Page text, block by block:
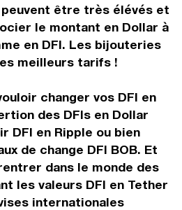
être très élévés et
le montant en Dollar à
en DFI. Les bijouteries
meilleurs tarifs !
changer vos DFI en
des DFIs en Dollar
DFI en Ripple ou bien
de change DFI BOB. Et
dans le monde des
les valeurs DFI en Tether
internationales